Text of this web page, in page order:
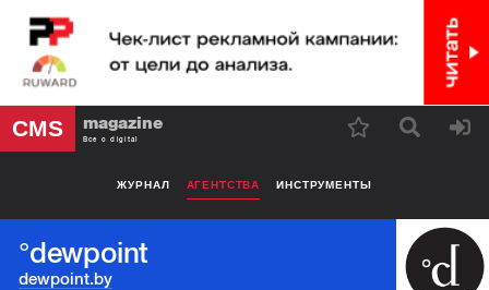
CMS magazine
Все о digital
ЖУРНАЛ АГЕНТСТВА ИНСТРУМЕНТЫ
°dewpoint
dewpoint.by